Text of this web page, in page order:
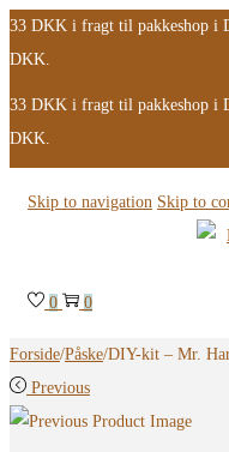
33 DKK i fragt til pakkeshop i
DKK.
33 DKK i fragt til pakkeshop i
DKK.
Skip to navigation Skip to
0 0
Forside/Påske/DIY-kit – Mr.
Previous